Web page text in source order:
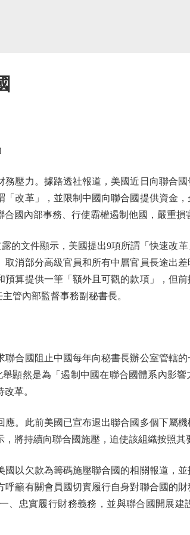
力。據路透社報道，美國近日向聯合國
改革」，並限制中國向聯合國提供資金，
國內部事務、行使霸權遏制他國，嚴重損
文件顯示，美國提出9項所謂「快速改革
消部分高級官員和所有中層官員長途出
算提供一筆「額外且可觀的款項」，但
管內部監督事務副秘書長。
國阻止中國每年向秘書長辦公室管轄的
顯然是為「遏制中國在聯合國體系內影
革。
此前美國已宣布退出聯合國多個下屬機
將持續向聯合國施壓，迫使該組織按照其
欠款為籌碼施壓聯合國的相關報道，並
籲有關會員國切實履行自身對聯合國的
、忠實履行財務義務，並與聯合國開展